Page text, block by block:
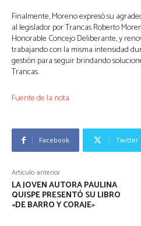
Finalmente, Moreno expresó su
al legislador por Trancas Roberto
Honorable Concejo Deliberante, y
trabajando con la misma intensidad
gestión para seguir brindando
Trancas.
Fuente de la nota
Facebook Twitter
Artículo anterior
LA JOVEN AUTORA PAULINA
QUISPE PRESENTÓ SU LIBRO
«DE BARRO Y CORAJE»